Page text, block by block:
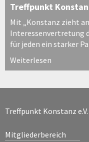
Treffpunkt
Mit „Konstanz zieht
Interessenvertretung
für jeden ein starker
Weiterlesen
Treffpunkt Konstanz e.V.
Mitgliederbereich